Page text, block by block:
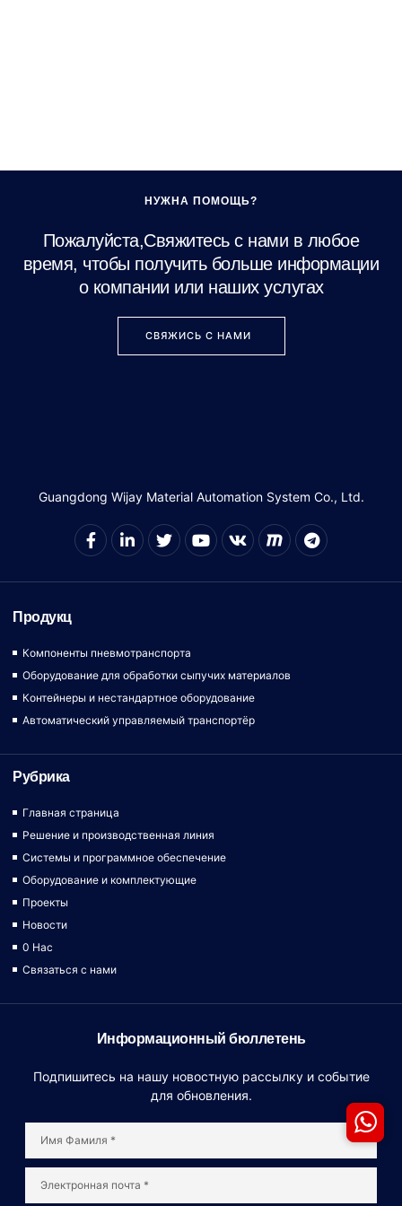
НУЖНА ПОМОЩЬ?
Пожалуйста,Свяжитесь с нами в любое
время, чтобы получить больше информации
о компании или наших услугах
СВЯЖИСЬ С НАМИ
Guangdong Wijay Material Automation System Co., Ltd.
Продукц
Компоненты пневмотранспорта
Оборудование для обработки сыпучих материалов
Контейнеры и нестандартное оборудование
Автоматический управляемый транспортёр
Рубрика
Главная страница
Решение и производственная линия
Системы и программное обеспечение
Оборудование и комплектующие
Проекты
Новости
0 Hac
Связаться с нами
Информационный бюллетень
Подпишитесь на нашу новостную рассылку и событие
для обновления.